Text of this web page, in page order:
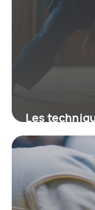
Les
projection
séquences
5 mars 2026